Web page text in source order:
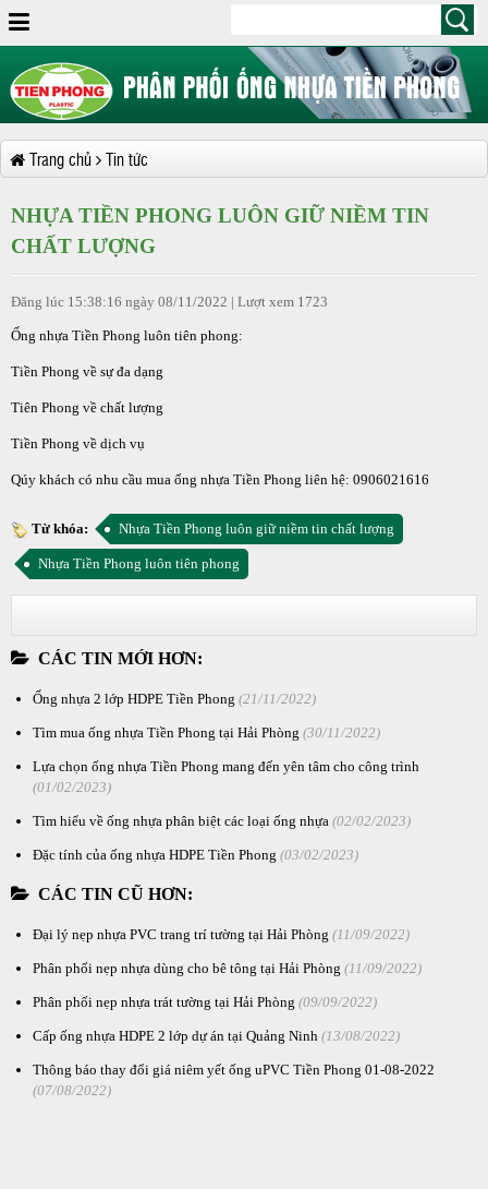
Trang chủ Tin tức
NHỰA TIỀN PHONG LUÔN GIỮ NIỀM TIN
CHẤT LƯỢNG
Đăng lúc 15:38:16 ngày 08/11/2022 | Lượt xem 1723
Ống nhựa Tiền Phong luôn tiên phong:
Tiền Phong về sự đa dạng
Tiên Phong về chất lượng
Tiền Phong về dịch vụ
Qúy khách có nhu cầu mua ống nhựa Tiền Phong liên hệ: 0906021616
Từ khóa: Nhựa Tiền Phong luôn giữ niềm tin chất lượng
Nhựa Tiền Phong luôn tiên phong
CÁC TIN MỚI HƠN:
Ống nhựa 2 lớp HDPE Tiền Phong (21/11/2022)
Tìm mua ống nhựa Tiền Phong tại Hải Phòng (30/11/2022)
Lựa chọn ống nhựa Tiền Phong mang đến yên tâm cho công trình
(01/02/2023)
Tìm hiểu về ống nhựa phân biệt các loại ống nhựa (02/02/2023)
Đặc tính của ống nhựa HDPE Tiền Phong (03/02/2023)
CÁC TIN CŨ HƠN:
Đại lý nẹp nhựa PVC trang trí tường tại Hải Phòng (11/09/2022)
Phân phối nẹp nhựa dùng cho bê tông tại Hải Phòng (11/09/2022)
Phân phối nẹp nhựa trát tường tại Hải Phòng (09/09/2022)
Cấp ống nhựa HDPE 2 lớp dự án tại Quảng Ninh (13/08/2022)
Thông báo thay đổi giá niêm yết ống uPVC Tiền Phong 01-08-2022
(07/08/2022)